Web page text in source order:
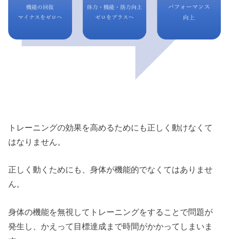
トレーニングの効果を高めるためにも正しく動けなくて
はなりません。
正しく動くためにも、身体が機能的でなくてはありませ
ん。
身体の機能を無視してトレーニングをすることで問題が
発生し、かえって目標達成まで時間がかかってしまいま